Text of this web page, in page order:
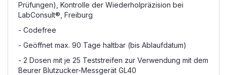
Prüfungen), Kontrolle der Wiederholpräzision bei
LabConsult®, Freiburg
- Codefree
- Geöffnet max. 90 Tage haltbar (bis Ablaufdatum)
- 2 Dosen mit je 25 Teststreifen zur Verwendung mit dem
Beurer Blutzucker-Messgerät GL40